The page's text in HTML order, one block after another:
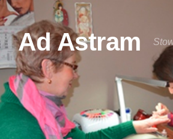
Skip to content
Ad Astram